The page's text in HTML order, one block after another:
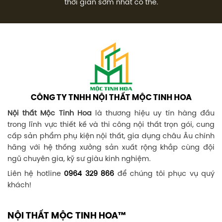
thời gian sớm nhất có thể.
CÔNG TY TNHH NỘI THẤT MỘC TINH HOA
Nội thất Mộc Tinh Hoalà thương hiệu uy tín hàng đầu
trong lĩnh vực thiết kế và thi công nội thất trọn gói, cung
cấp sản phẩm phụ kiện nội thất, gia dụng châu Âu chính
hãng với hệ thống xưởng sản xuất rộng khắp cùng đội
ngũ chuyên gia, kỹ sư giàu kinh nghiệm.
Liên hệ hotline 0964 329 866 để chúng tôi phục vụ quý
khách!
NỘI THẤT MỘC TINH HOA™